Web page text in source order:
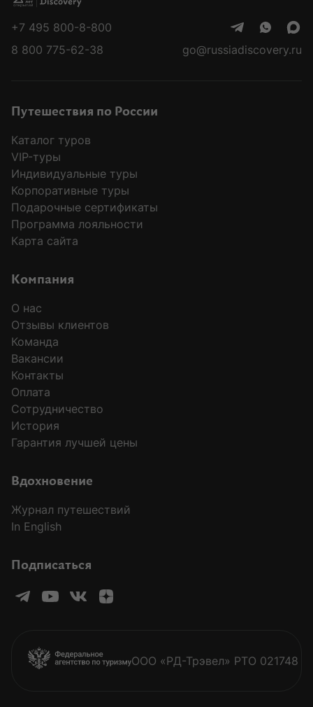
MODAL-ARRIVALS
+7 495 800-8-800
8 800 775-62-38
go@russiadiscovery.ru
Путешествия по России
Каталог туров
VIP-туры
Индивидуальные туры
Корпоративные туры
Подарочные сертификаты
Программа лояльности
Карта сайта
Компания
О нас
Отзывы клиентов
Команда
Вакансии
Контакты
Оплата
Сотрудничество
История
Гарантия лучшей цены
Вдохновение
Журнал путешествий
In English
Подписаться
ООО «РД-Трэвел» РТО 021748